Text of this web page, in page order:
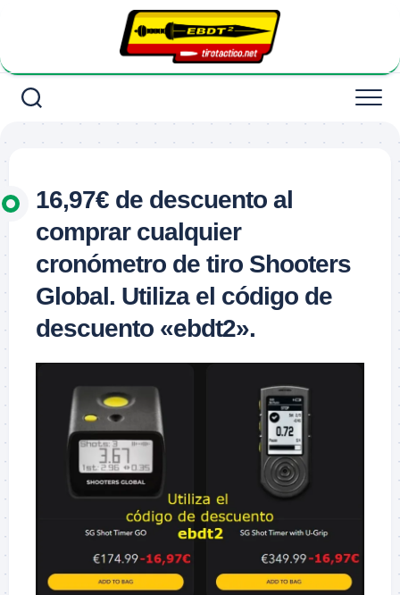
16,97€ de descuento al
comprar cualquier
cronómetro de tiro Shooters
Global. Utiliza el código de
descuento «ebdt2».